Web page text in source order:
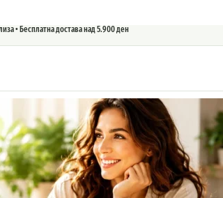
• Бесплатна достава над 5.900 ден